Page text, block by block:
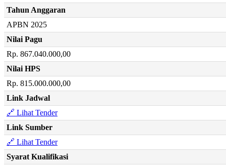
Tahun Anggaran
APBN 2025
Nilai Pagu
Rp. 867.040.000,00
Nilai HPS
Rp. 815.000.000,00
Link Jadwal
🔗 Lihat Tender
Link Sumber
🔗 Lihat Tender
Syarat Kualifikasi